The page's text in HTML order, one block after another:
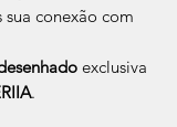
conexão com
exclusiva
.